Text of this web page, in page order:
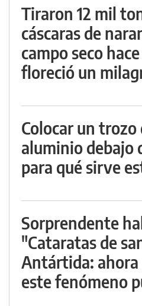
Tiraron 12 mil
cáscaras de
campo seco
floreció un
Colocar un trozo
aluminio debajo
para qué sirve
Sorprendente
"Cataratas de
Antártida: ahora
este fenómeno